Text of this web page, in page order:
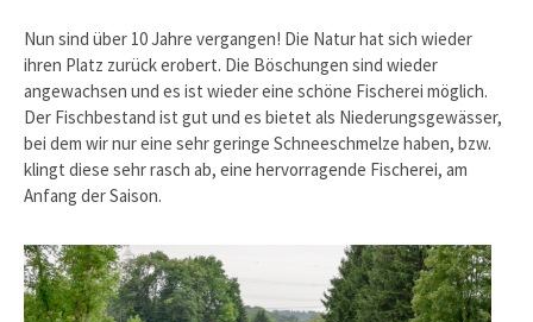
Nun sind über 10 Jahre vergangen! Die Natur hat sich wieder
ihren Platz zurück erobert. Die Böschungen sind wieder
angewachsen und es ist wieder eine schöne Fischerei möglich.
Der Fischbestand ist gut und es bietet als Niederungsgewässer,
bei dem wir nur eine sehr geringe Schneeschmelze haben, bzw.
klingt diese sehr rasch ab, eine hervorragende Fischerei, am
Anfang der Saison.